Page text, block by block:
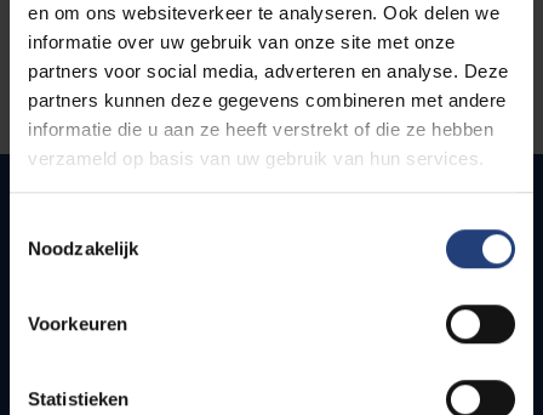
en om ons websiteverkeer te analyseren. Ook delen we
informatie over uw gebruik van onze site met onze
partners voor social media, adverteren en analyse. Deze
partners kunnen deze gegevens combineren met andere
informatie die u aan ze heeft verstrekt of die ze hebben
verzameld op basis van uw gebruik van hun services.
Noodzakelijk
Voorkeuren
Statistieken
Quick links
How to get to the VUB campuses